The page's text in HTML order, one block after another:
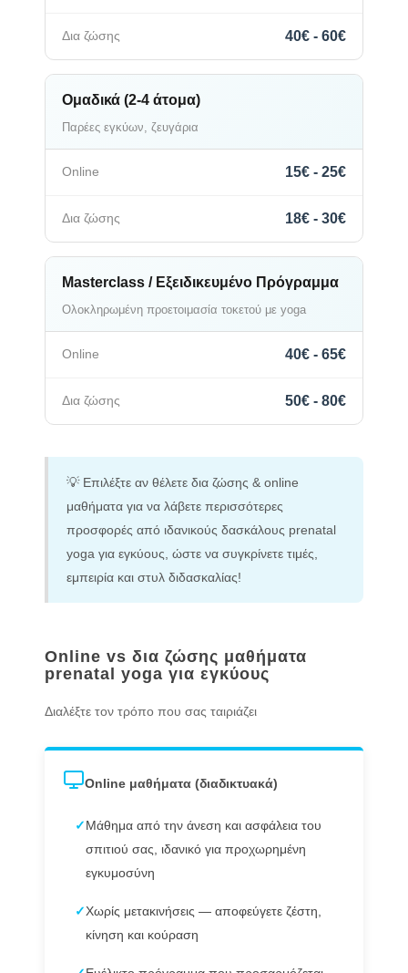
40€ - 60€
Ομαδικά (2-4 άτομα)
Παρέες εγκύων, ζευγάρια
15€ - 25€
18€ - 30€
Masterclass / Εξειδικευμένο Πρόγραμμα
Ολοκληρωμένη προετοιμασία τοκετού με yoga
40€ - 65€
50€ - 80€
💡 Επιλέξτε αν θέλετε δια ζώσης & online
μαθήματα για να λάβετε περισσότερες
προσφορές από ιδανικούς δασκάλους prenatal
yoga για εγκύους, ώστε να συγκρίνετε τιμές,
εμπειρία και στυλ διδασκαλίας!
Online vs δια ζώσης μαθήματα
prenatal yoga για εγκύους
Διαλέξτε τον τρόπο που σας ταιριάζει
Online μαθήματα (διαδικτυακά)
✓ Μάθημα από την άνεση και ασφάλεια του
σπιτιού σας, ιδανικό για προχωρημένη
εγκυμοσύνη
✓Χωρίς μετακινήσεις — αποφεύγετε ζέστη,
κίνηση και κούραση